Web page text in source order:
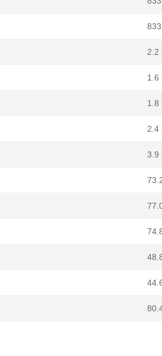
2.2
1.6
1.8
2.4
3.9